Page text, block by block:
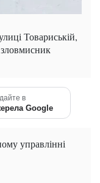
Товариській,
в
Google
управлінні